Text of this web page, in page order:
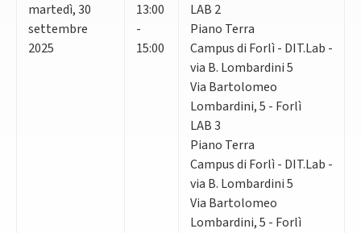
martedì,30
settembre
2025
13:00
-
15:00
LAB 2
Piano Terra
Campus di Forlì - DIT.Lab -
via B. Lombardini 5
Via Bartolomeo
Lombardini, 5 - Forlì
LAB 3
Piano Terra
Campus di Forlì - DIT.Lab -
via B. Lombardini 5
Via Bartolomeo
Lombardini, 5 - Forlì